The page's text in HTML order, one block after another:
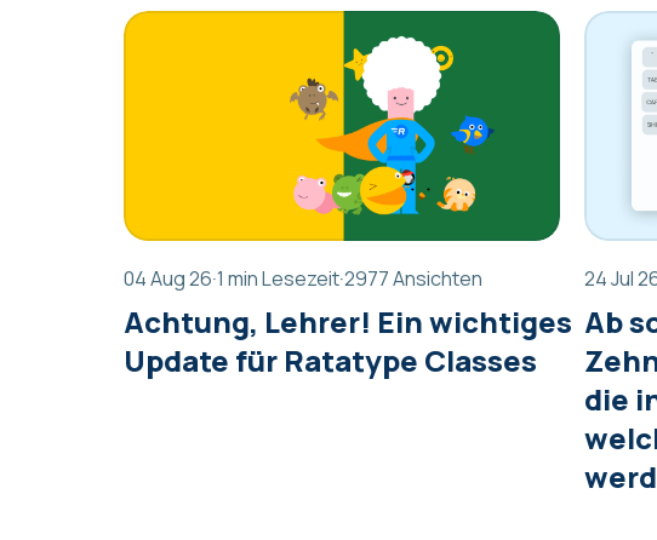
04 Aug 26·1 min Lesezeit·2977 Ansichten
Achtung, Lehrer! Ein wichtiges
Update für Ratatype Classes
24 Jul
Ab
die